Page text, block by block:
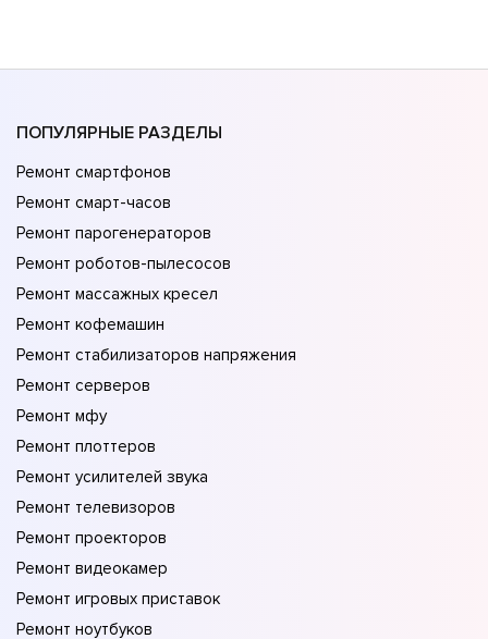
ПОПУЛЯРНЫЕ РАЗДЕЛЫ
Ремонт смартфонов
Ремонт смарт-часов
Ремонт парогенераторов
Ремонт роботов-пылесосов
Ремонт массажных кресел
Ремонт кофемашин
Ремонт стабилизаторов напряжения
Ремонт серверов
Ремонт мфу
Ремонт плоттеров
Ремонт усилителей звука
Ремонт телевизоров
Ремонт проекторов
Ремонт видеокамер
Ремонт игровых приставок
Ремонт ноутбуков